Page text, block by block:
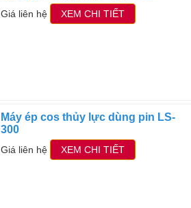
Giá liên hệ XEM CHI TIẾT
Máy ép cos thủy lực dùng pin LS-
300
Giá liên hệ XEM CHI TIẾT